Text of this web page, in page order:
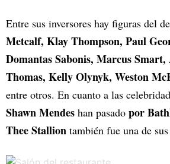
Entre sus inversores hay figuras del
Metcalf, Klay Thompson, Paul
Domantas Sabonis, Marcus
Thomas, Kelly Olynyk, Weston
entre otros. En cuanto a las
Shawn Mendes han pasado por
Thee Stallion también fue una de